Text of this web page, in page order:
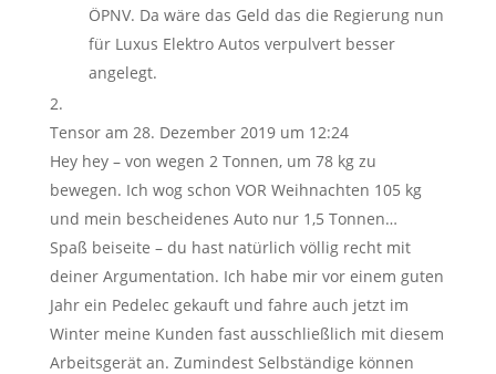
ÖPNV. Da wäre das Geld das die Regierung nun
für Luxus Elektro Autos verpulvert besser
angelegt.
Tensor am 28. Dezember 2019 um 12:24
Hey hey – von wegen 2 Tonnen, um 78 kg zu
bewegen. Ich wog schon VOR Weihnachten 105 kg
und mein bescheidenes Auto nur 1,5 Tonnen…
Spaß beiseite – du hast natürlich völlig recht mit
deiner Argumentation. Ich habe mir vor einem guten
Jahr ein Pedelec gekauft und fahre auch jetzt im
Winter meine Kunden fast ausschließlich mit diesem
Arbeitsgerät an. Zumindest Selbständige können